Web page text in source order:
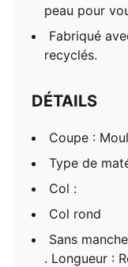
peau pour
Fabriqué
recyclés.
DÉTAILS
Coupe :
Type de
Col :
Col rond
Sans
. Longueur :